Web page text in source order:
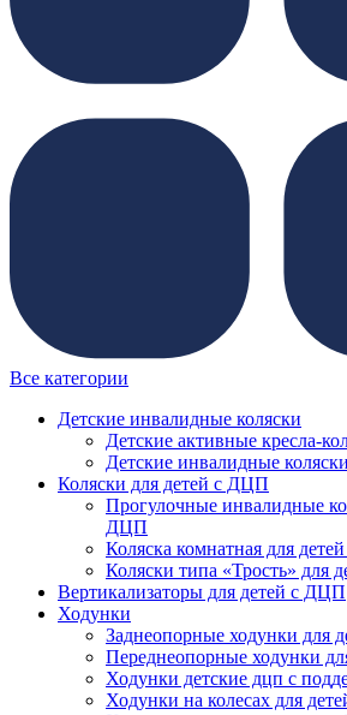
Все категории
Детские инвалидные коляски
Детские активные кресла-
Детские инвалидные
Коляски для детей с ДЦП
Прогулочные инвалидные
ДЦП
Коляска комнатная для
Коляски типа «Трость» для
Вертикализаторы для детей с ДЦП
Ходунки
Заднеопорные ходунки для
Переднеопорные ходунки
Ходунки детские дцп с
Ходунки на колесах для